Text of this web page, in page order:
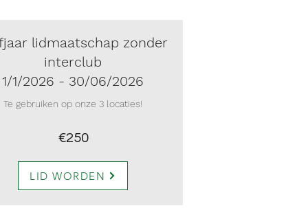
lidmaatschap zonder
interclub
1/1/2026 - 30/06/2026
Te gebruiken op onze 3 locaties!
€250
LID WORDEN